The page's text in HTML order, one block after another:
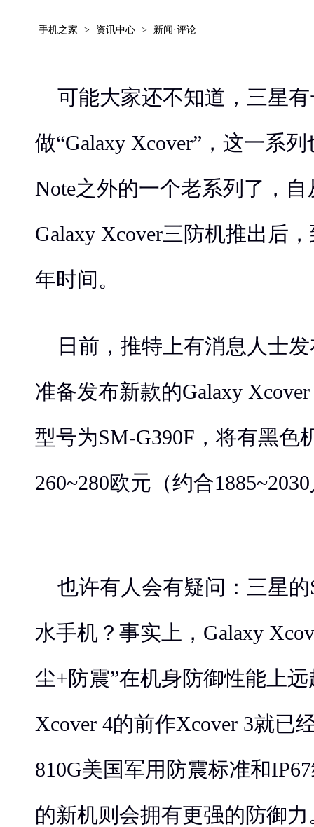
手机之家 > 资讯中心 > 新闻·评论
可能大家还不知道，三星
做“Galaxy Xcover”，这一系
Note之外的一个老系列了，自
Galaxy Xcover三防机推出后
年时间。
日前，推特上有消息人士
准备发布新款的Galaxy
型号为SM-G390F，将有黑色
260~280欧元（约合
也许有人会有疑问：三星的
水手机？事实上，Galaxy
尘+防震”在机身防御性能上远
Xcover 4的前作Xcover 3就已
810G美国军用防震标准和
的新机则会拥有更强的防御力